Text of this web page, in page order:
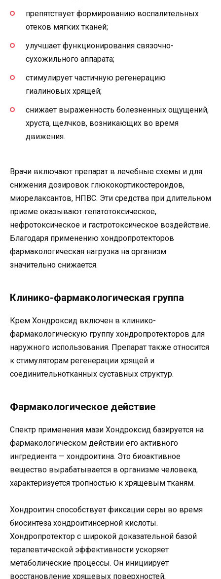
препятствует формированию воспалительных
отеков мягких тканей;
улучшает функционирования связочно-
сухожильного аппарата;
стимулирует частичную регенерацию
гиалиновых хрящей;
снижает выраженность болезненных ощущений,
хруста, щелчков, возникающих во время
движения.
Врачи включают препарат в лечебные схемы и для
снижения дозировок глюкокортикостероидов,
миорелаксантов, НПВС. Эти средства при длительном
приеме оказывают гепатотоксическое,
нефротоксическое и гастротоксическое воздействие.
Благодаря применению хондропротекторов
фармакологическая нагрузка на организм
значительно снижается.
Клинико-фармакологическая группа
Крем Хондроксид включен в клинико-
фармакологическую группу хондропротекторов для
наружного использования. Препарат также относится
к стимуляторам регенерации хрящей и
соединительнотканных суставных структур.
Фармакологическое действие
Спектр применения мази Хондроксид базируется на
фармакологическом действии его активного
ингредиента — хондроитина. Это биоактивное
вещество вырабатывается в организме человека,
характеризуется тропностью к хрящевым тканям.
Хондроитин способствует фиксации серы во время
биосинтеза хондроитинсерной кислоты.
Хондропротектор с широкой доказательной базой
терапевтической эффективности ускоряет
метаболические процессы. Он инициирует
восстановление хрящевых поверхностей,